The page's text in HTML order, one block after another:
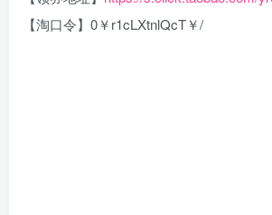
【淘口令】0￥r1cLXtnlQcT￥/